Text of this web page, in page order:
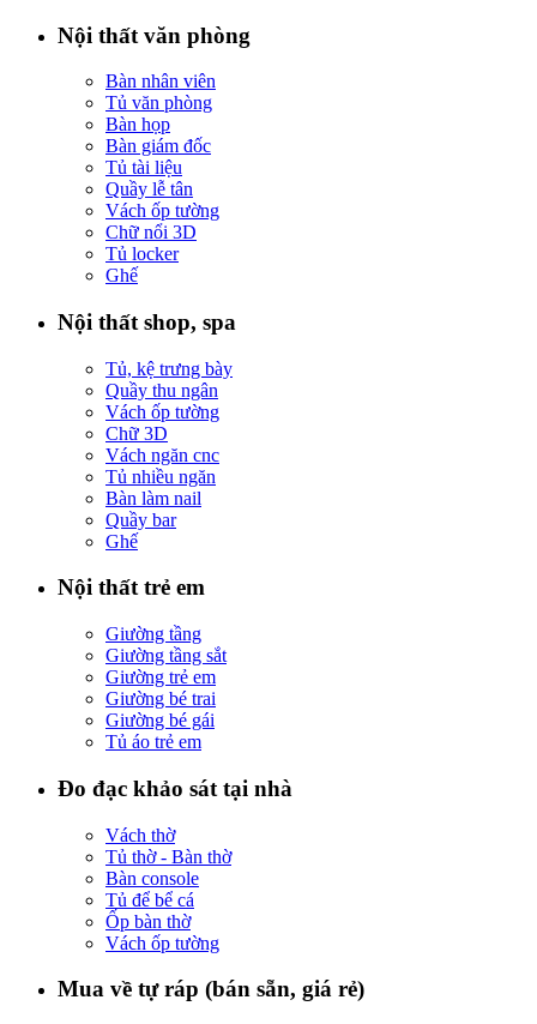
Nội thất văn phòng
Bàn nhân viên
Tủ văn phòng
Bàn họp
Bàn giám đốc
Tủ tài liệu
Quầy lễ tân
Vách ốp tường
Chữ nổi 3D
Tủ locker
Ghế
Nội thất shop, spa
Tủ, kệ trưng bày
Quầy thu ngân
Vách ốp tường
Chữ 3D
Vách ngăn cnc
Tủ nhiều ngăn
Bàn làm nail
Quầy bar
Ghế
Nội thất trẻ em
Giường tầng
Giường tầng sắt
Giường trẻ em
Giường bé trai
Giường bé gái
Tủ áo trẻ em
Đo đạc khảo sát tại nhà
Vách thờ
Tủ thờ - Bàn thờ
Bàn console
Tủ để bể cá
Ốp bàn thờ
Vách ốp tường
Mua về tự ráp (bán sẵn, giá rẻ)